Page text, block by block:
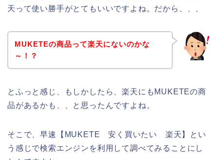
天って使い勝手がとてもいいですよね。だから、、、
MUKETEの商品って楽天にないのかな
～！？
とふっと感じ、もしかしたら、楽天にもMUKETEの商
品があるかも、、と思ったんですよね。
そこで、早速【MUKETE 安く買いたい 楽天】とい
う感じで検索エンジンを利用して調べてみることにし